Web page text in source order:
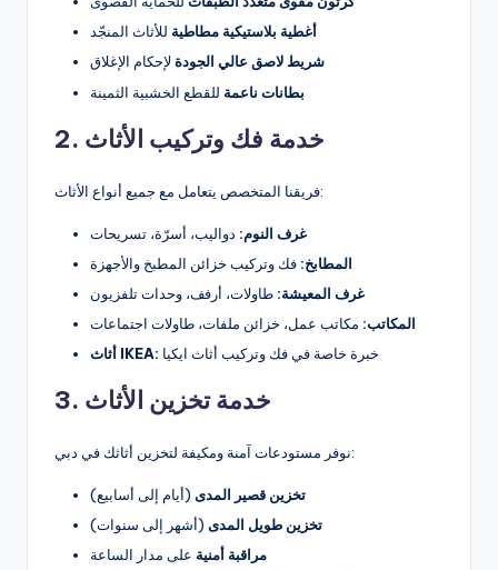
أغطية بلاستيكية مطاطية للأثاث المنجّد
شريط لاصق عالي الجودةلإحكام الإغلاق
بطانات ناعمة للقطع الخشبية الثمينة
2. خدمة فك وتركيب الأثاث
فريقنا المتخصص يتعامل مع جميع أنواع الأثاث:
غرف النوم: دواليب، أسرّة، تسريحات
المطابخ: فك وتركيب خزائن المطبخ والأجهزة
غرف المعيشة: طاولات، أرفف، وحدات تلفزيون
المكاتب: مكاتب عمل، خزائن ملفات، طاولات اجتماعات
أثاث IKEA: خبرة خاصة في فك وتركيب أثاث ايكيا
3. خدمة تخزين الأثاث
نوفر مستودعات آمنة ومكيفة لتخزين أثاثك في دبي:
تخزين قصير المدى (أيام إلى أسابيع)
تخزين طويل المدى (أشهر إلى سنوات)
مراقبة أمنية على مدار الساعة